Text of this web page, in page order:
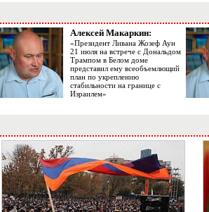
Алексей Макаркин:
«Президент Ливана Жозеф Аун
21 июля на встрече с Дональдом
Трампом в Белом доме
представил ему всеобъемлющий
план по укреплению
стабильности на границе с
Израилем»